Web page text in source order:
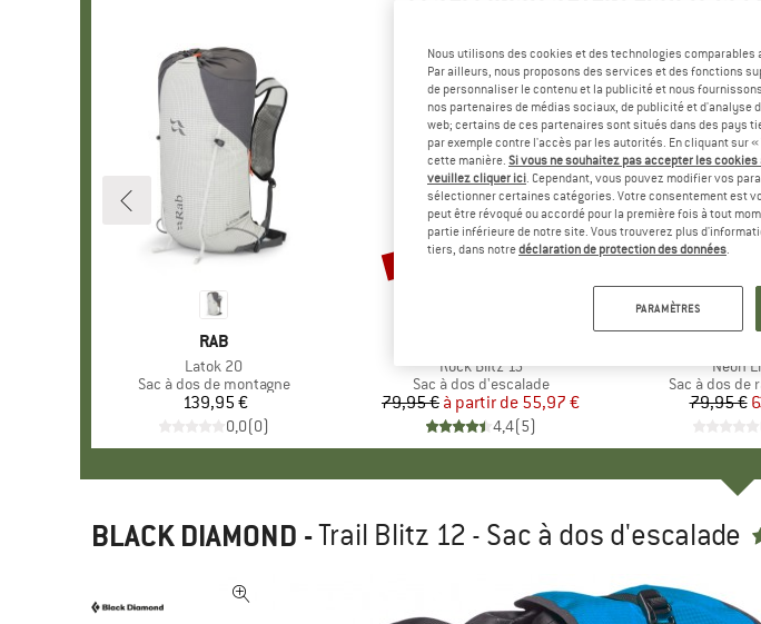
MARQUE
RAB
Article
Latok 20
Product group
Sac à dos de montagne
Prix
139,95 €
0,0(0)
Article
Rock Blitz 15
Product group
Sac à dos d'escalade
Prix
79,95 € Prix réduit
à partir de 55,97 €
4,4(5)
Remise
Jusqu'à -30 %
Article
Neon
Product
Sac à dos de
79,95 €
Remise
-20 %
BLACK DIAMOND -Trail Blitz 12 - Sac à dos d'escalade
Nous utilisons des cookies et des technologies
Par ailleurs, nous proposons des services et des fonctions
de personnaliser le contenu et la publicité et nous
nos partenaires de médias sociaux, de publicité et
web; certains de ces partenaires sont situés dans des pays
par exemple contre l'accès par les autorités. En cliquant sur
cette manière. Si vous ne souhaitez pas accepter les
veuillez cliquer ici. Cependant, vous pouvez modifier vos
sélectionner certaines catégories. Votre consentement est
peut être révoqué ou accordé pour la première fois à tout
partie inférieure de notre site. Vous trouverez plus
tiers, dans notredéclaration de protection des données.
PARAMÈTRES